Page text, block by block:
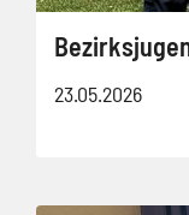
23.05.2026